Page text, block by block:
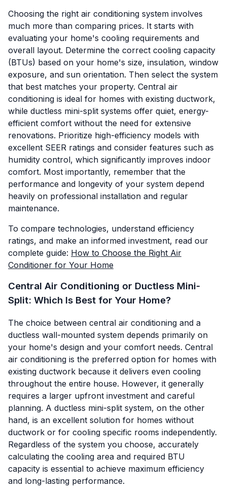
Choosing the right air conditioning system involves
much more than comparing prices. It starts with
evaluating your home's cooling requirements and
overall layout. Determine the correct cooling capacity
(BTUs) based on your home's size, insulation, window
exposure, and sun orientation. Then select the system
that best matches your property. Central air
conditioning is ideal for homes with existing ductwork,
while ductless mini-split systems offer quiet, energy-
efficient comfort without the need for extensive
renovations. Prioritize high-efficiency models with
excellent SEER ratings and consider features such as
humidity control, which significantly improves indoor
comfort. Most importantly, remember that the
performance and longevity of your system depend
heavily on professional installation and regular
maintenance.
To compare technologies, understand efficiency
ratings, and make an informed investment, read our
complete guide: How to Choose the Right Air
Conditioner for Your Home
Central Air Conditioning or Ductless Mini-
Split: Which Is Best for Your Home?
The choice between central air conditioning and a
ductless wall-mounted system depends primarily on
your home's design and your comfort needs. Central
air conditioning is the preferred option for homes with
existing ductwork because it delivers even cooling
throughout the entire house. However, it generally
requires a larger upfront investment and careful
planning. A ductless mini-split system, on the other
hand, is an excellent solution for homes without
ductwork or for cooling specific rooms independently.
Regardless of the system you choose, accurately
calculating the cooling area and required BTU
capacity is essential to achieve maximum efficiency
and long-lasting performance.